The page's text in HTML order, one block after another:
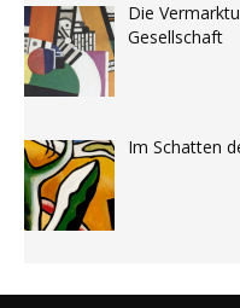
Die
Gesellschaft
Im Schatten